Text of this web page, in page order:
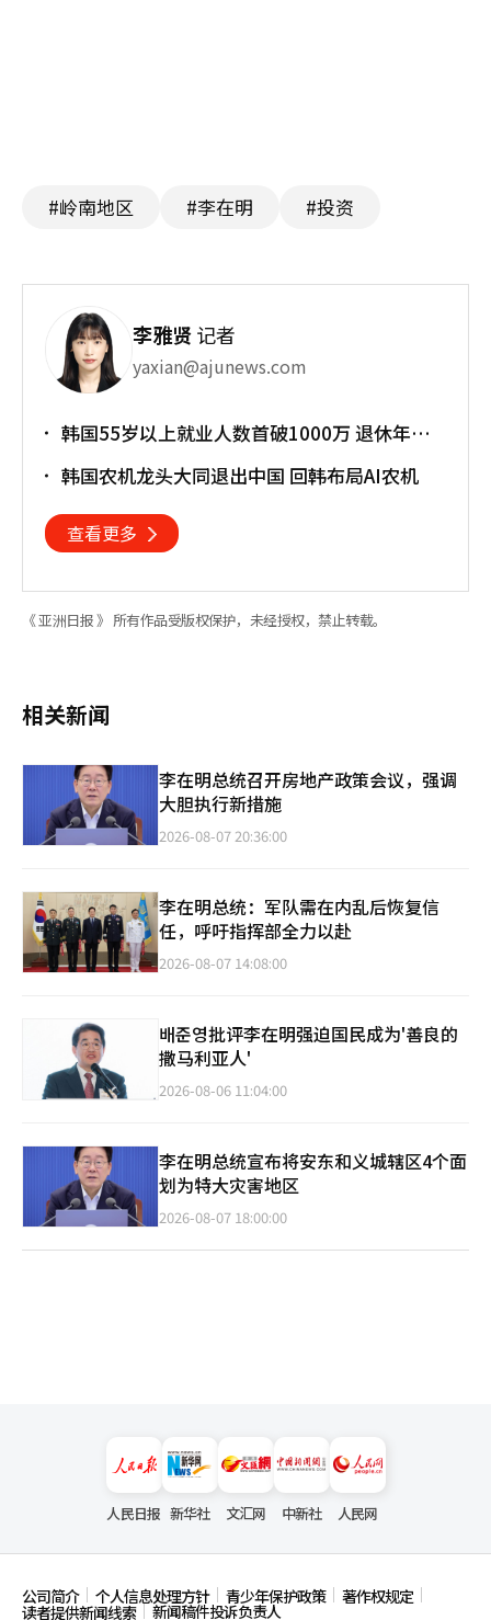
#岭南地区 #李在明 #投资
李雅贤记者
yaxian@ajunews.com
韩国55岁以上就业人数首破1000万 退休年龄
韩国农机龙头大同退出中国 回韩布局AI农机
查看更多
《 亚洲日报 》 所有作品受版权保护，未经授权，禁止转载。
相关新闻
李在明总统召开房地产政策会议，强调
大胆执行新措施
2026-08-07 20:36:00
李在明总统：军队需在内乱后恢复信
任，呼吁指挥部全力以赴
2026-08-07 14:08:00
배준영批评李在明强迫国民成为'善良的
撒马利亚人'
2026-08-06 11:04:00
李在明总统宣布将安东和义城辖区4个面
划为特大灾害地区
2026-08-07 18:00:00
人民日报 新华社 文汇网 中新社 人民网
公司简介 个人信息处理方针 青少年保护政策 著作权规定
读者提供新闻线索 新闻稿件投诉负责人